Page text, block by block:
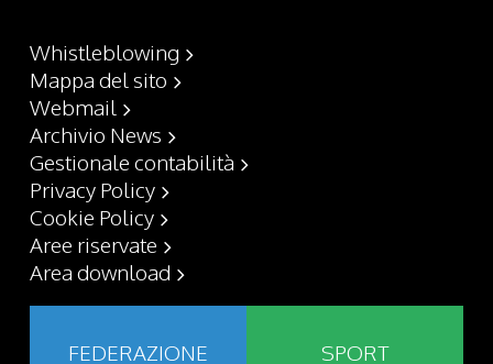
Whistleblowing
Mappa del sito
Webmail
Archivio News
Gestionale contabilità
Privacy Policy
Cookie Policy
Aree riservate
Area download
FEDERAZIONE SPORT